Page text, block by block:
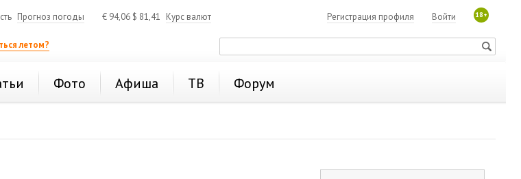
Прогноз погоды € 94,06 $ 81,41 Курс валют 18+
Войти
Регистрация профиля
летом?
Фото Афиша ТВ Форум